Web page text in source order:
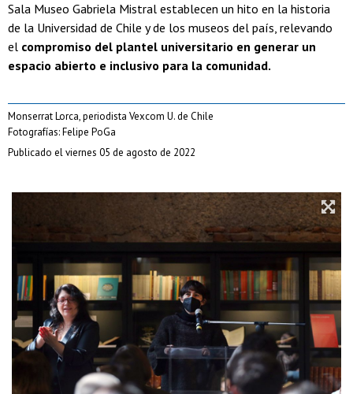
Sala Museo Gabriela Mistral establecen un hito en la historia
de la Universidad de Chile y de los museos del país, relevando
el compromiso del plantel universitario en generar un
espacio abierto e inclusivo para la comunidad.
Monserrat Lorca, periodista Vexcom U. de Chile
Fotografías: Felipe PoGa
Publicado el viernes 05 de agosto de 2022